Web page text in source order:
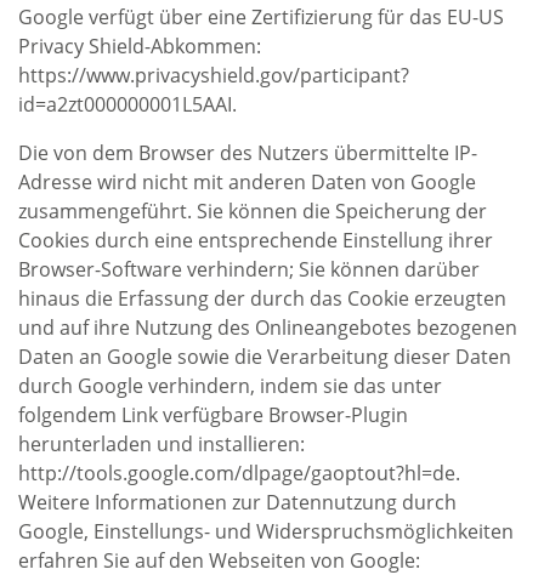
Google verfügt über eine Zertifizierung für das EU-US
Privacy Shield-Abkommen:
https://www.privacyshield.gov/participant?
id=a2zt000000001L5AAI.
Die von dem Browser des Nutzers übermittelte IP-
Adresse wird nicht mit anderen Daten von Google
zusammengeführt. Sie können die Speicherung der
Cookies durch eine entsprechende Einstellung ihrer
Browser-Software verhindern; Sie können darüber
hinaus die Erfassung der durch das Cookie erzeugten
und auf ihre Nutzung des Onlineangebotes bezogenen
Daten an Google sowie die Verarbeitung dieser Daten
durch Google verhindern, indem sie das unter
folgendem Link verfügbare Browser-Plugin
herunterladen und installieren:
http://tools.google.com/dlpage/gaoptout?hl=de.
Weitere Informationen zur Datennutzung durch
Google, Einstellungs- und Widerspruchsmöglichkeiten
erfahren Sie auf den Webseiten von Google: